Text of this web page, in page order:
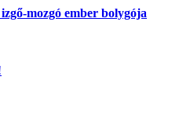
mozgó ember bolygója